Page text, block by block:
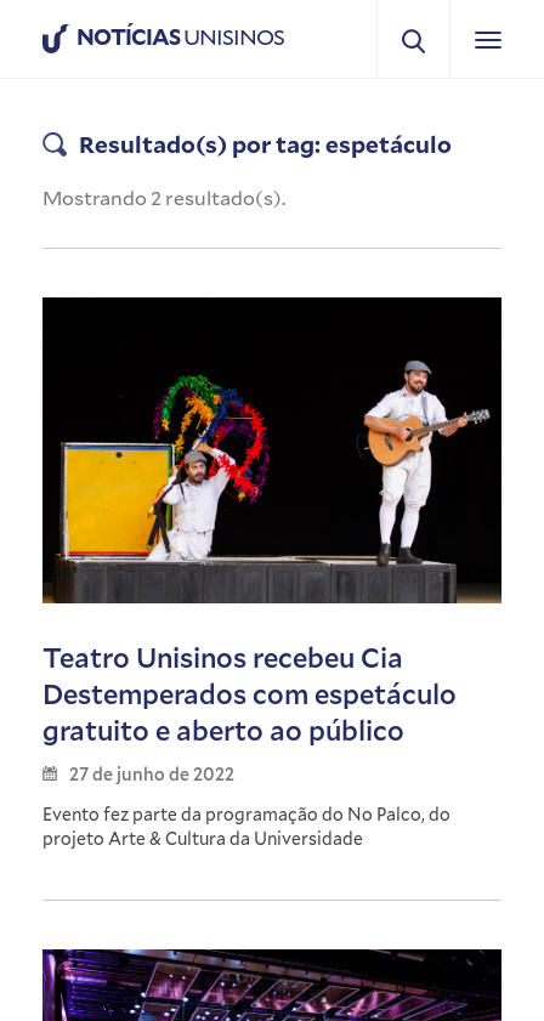
NOTÍCIASUNISINOS
Resultado(s) por tag: espetáculo
Mostrando 2 resultado(s).
Teatro Unisinos recebeu Cia
Destemperados com espetáculo
gratuito e aberto ao público
27 de junho de 2022
Evento fez parte da programação do No Palco, do
projeto Arte & Cultura da Universidade